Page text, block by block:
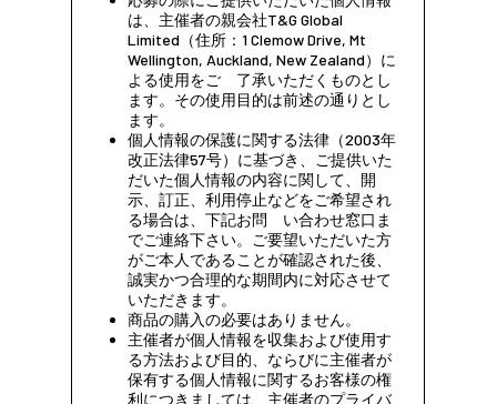
は、主催者の親会社T&G Global
Limited（住所：1 Clemow Drive, Mt
Wellington, Auckland, New Zealand）に
よる使用をご 了承いただくものとし
ます。その使用目的は前述の通りとし
ます。
個人情報の保護に関する法律（2003年
改正法律57号）に基づき、ご提供いた
だいた個人情報の内容に関して、開
示、訂正、利用停止などをご希望され
る場合は、下記お問 い合わせ窓口ま
でご連絡下さい。ご要望いただいた方
がご本人であることが確認された後、
誠実かつ合理的な期間内に対応させて
いただきます。
商品の購入の必要はありません。
主催者が個人情報を収集および使用す
る方法および目的、ならびに主催者が
保有する個人情報に関するお客様の権
利につきましては、主催者のプライバ